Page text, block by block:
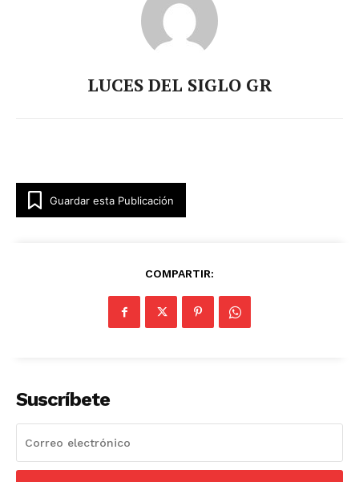
LUCES DEL SIGLO GR
Guardar esta Publicación
COMPARTIR:
Suscríbete